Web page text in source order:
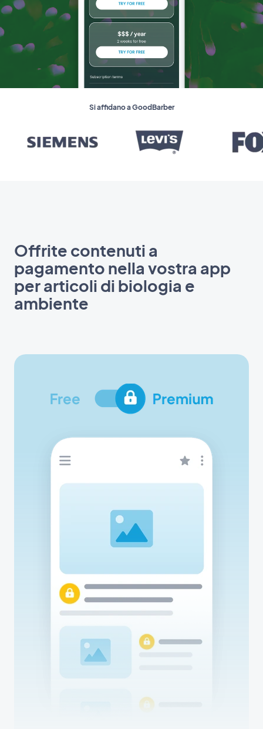
Si affidano a GoodBarber
Offrite contenuti a
pagamento nella vostra app
per articoli di biologia e
ambiente